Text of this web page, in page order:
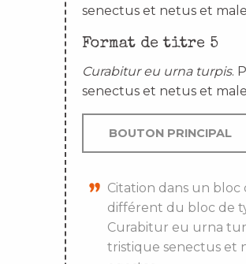
senectus et netus et
Format de titre 5
Curabitur eu urna turpis.
senectus et netus et
BOUTON PRINCIPAL
Citation dans un
différent du bloc de
Curabitur eu urna
tristique senectus et